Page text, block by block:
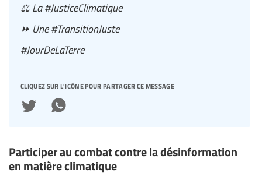
⚖️ La #JusticeClimatique
⏩ Une #TransitionJuste
#JourDeLaTerre
cliquez sur l'icône pour partager ce message
Participer au combat contre la désinformation
en matière climatique